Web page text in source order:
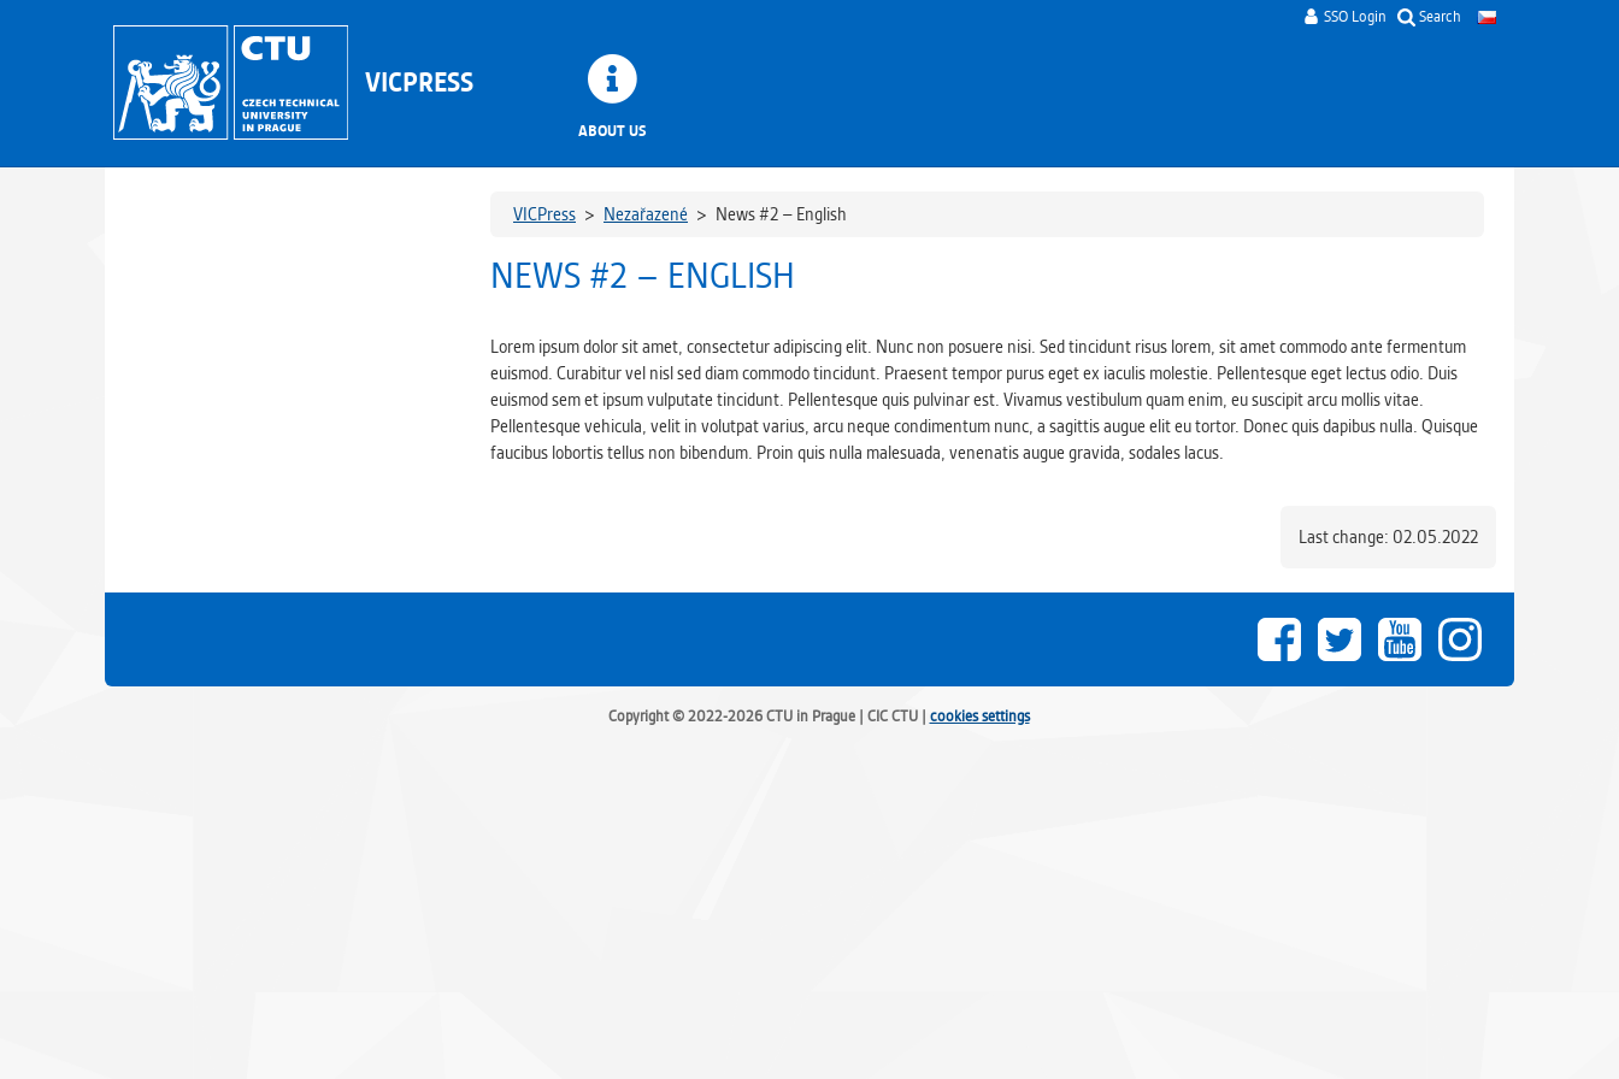
SSO Login Search
VICPRESS
ABOUT US
VICPress > Nezařazené > News #2 – English
NEWS #2 – ENGLISH
Lorem ipsum dolor sit amet, consectetur adipiscing elit. Nunc non posuere nisi. Sed tincidunt risus lorem, sit amet commodo ante fermentum
euismod. Curabitur vel nisl sed diam commodo tincidunt. Praesent tempor purus eget ex iaculis molestie. Pellentesque eget lectus odio. Duis
euismod sem et ipsum vulputate tincidunt. Pellentesque quis pulvinar est. Vivamus vestibulum quam enim, eu suscipit arcu mollis vitae.
Pellentesque vehicula, velit in volutpat varius, arcu neque condimentum nunc, a sagittis augue elit eu tortor. Donec quis dapibus nulla. Quisque
faucibus lobortis tellus non bibendum. Proin quis nulla malesuada, venenatis augue gravida, sodales lacus.
Last change: 02.05.2022
Copyright © 2022-2026 CTU in Prague | CIC CTU | cookies settings